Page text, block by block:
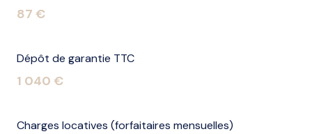
87 €
Dépôt de garantie TTC
1 040 €
Charges locatives (forfaitaires mensuelles)